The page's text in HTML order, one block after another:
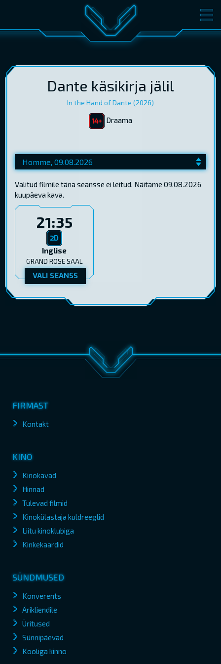
FILMID PILETID
KONVERENTS V-KLUBI
KINKEKAARDID
EST RUS ENG LOGI SISSE
Dante käsikirja jälil
In the Hand of Dante (2026)
Draama
Valitud filmile täna seansse ei leitud. Näitame 09.08.2026
kuupäeva kava.
21:35
Inglise
GRAND ROSE SAAL
VALI SEANSS
FIRMAST
Kontakt
KINO
Kinokavad
Hinnad
Tulevad filmid
Kinokülastaja kuldreeglid
Liitu kinoklubiga
Kinkekaardid
SÜNDMUSED
Konverents
Ärikliendile
Üritused
Sünnipäevad
Kooliga kinno